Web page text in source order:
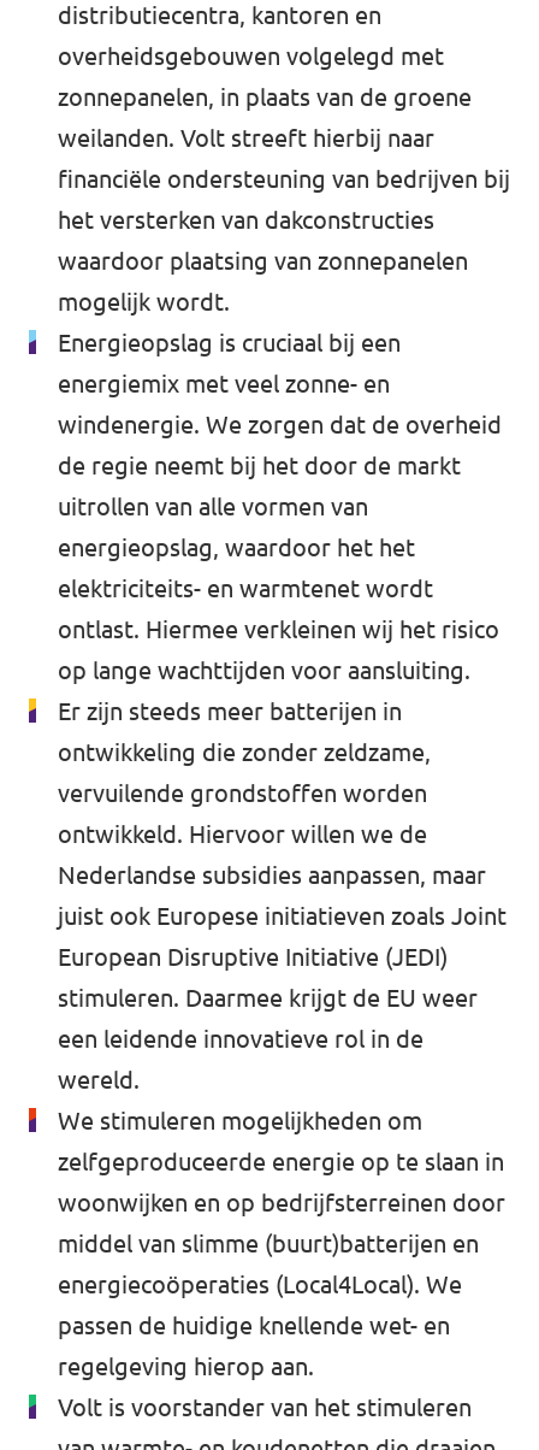
distributiecentra, kantoren en
overheidsgebouwen volgelegd met
zonnepanelen, in plaats van de groene
weilanden. Volt streeft hierbij naar
financiële ondersteuning van bedrijven bij
het versterken van dakconstructies
waardoor plaatsing van zonnepanelen
mogelijk wordt.
Energieopslag is cruciaal bij een
energiemix met veel zonne- en
windenergie. We zorgen dat de overheid
de regie neemt bij het door de markt
uitrollen van alle vormen van
energieopslag, waardoor het het
elektriciteits- en warmtenet wordt
ontlast. Hiermee verkleinen wij het risico
op lange wachttijden voor aansluiting.
Er zijn steeds meer batterijen in
ontwikkeling die zonder zeldzame,
vervuilende grondstoffen worden
ontwikkeld. Hiervoor willen we de
Nederlandse subsidies aanpassen, maar
juist ook Europese initiatieven zoals Joint
European Disruptive Initiative (JEDI)
stimuleren. Daarmee krijgt de EU weer
een leidende innovatieve rol in de
wereld.
We stimuleren mogelijkheden om
zelfgeproduceerde energie op te slaan in
woonwijken en op bedrijfsterreinen door
middel van slimme (buurt)batterijen en
energiecoöperaties (Local4Local). We
passen de huidige knellende wet- en
regelgeving hierop aan.
Volt is voorstander van het stimuleren